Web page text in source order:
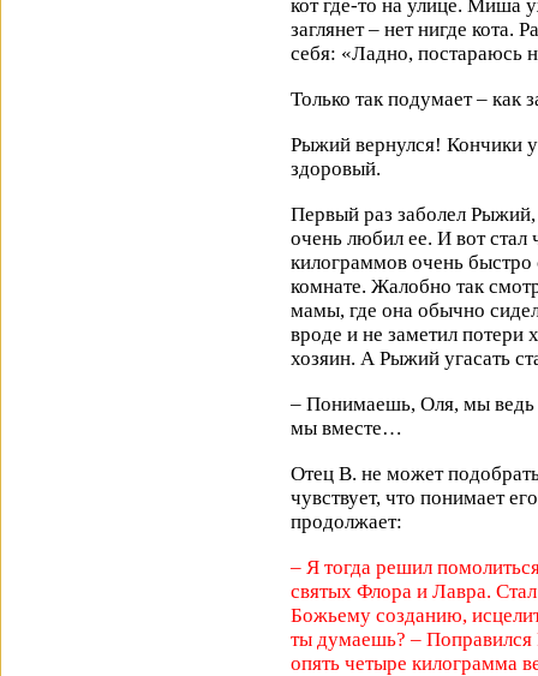
кот где-то на улице. Миша
заглянет – нет нигде кота.
себя: «Ладно, постараюсь
Только так подумает – как
Рыжий вернулся! Кончики
здоровый.
Первый раз заболел
очень любил ее. И вот стал
килограммов очень быстро
комнате. Жалобно так
мамы, где она обычно
вроде и не заметил потери
хозяин. А Рыжий угасать
– Понимаешь, Оля, мы ведь
мы вместе…
Отец В. не может
чувствует, что понимает
продолжает:
– Я тогда решил
святых Флора и Лавра.
Божьему созданию,
ты думаешь? –
опять четыре килограмма